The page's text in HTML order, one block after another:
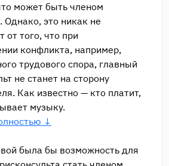
может быть членом
Однако, это никак не
от того, что при
конфликта, например,
трудового спора, главный
не станет на сторону
Как известно — кто платит,
музыку.
↓
была бы возможность для